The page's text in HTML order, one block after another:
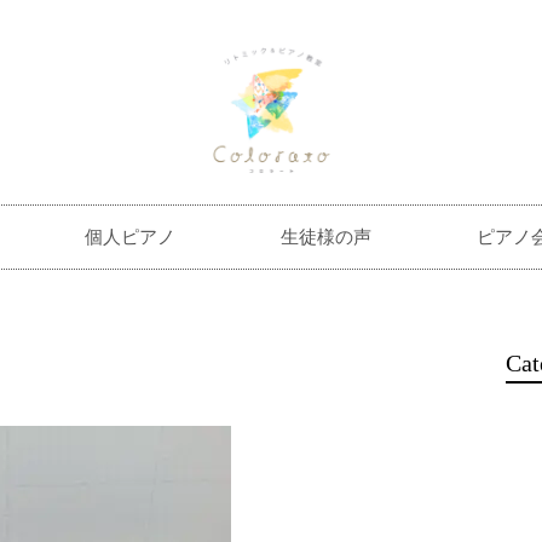
個人ピアノ 生徒様の声 ピアノ